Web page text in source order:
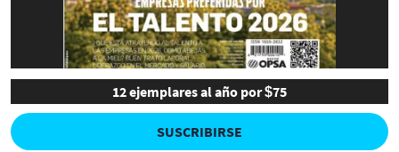
12 ejemplares al año por $75
SUSCRIBIRSE